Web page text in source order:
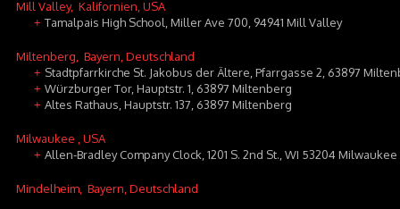
Mill Valley, Kalifornien, USA
+ Tamalpais High School, Miller Ave 700, 94941 Mill Valley
Miltenberg , Bayern, Deutschland
+ Stadtpfarrkirche St. Jakobus der Ältere, Pfarrgasse 2, 63897
+ Würzburger Tor, Hauptstr. 1, 63897 Miltenberg
+ Altes Rathaus, Hauptstr. 137, 63897 Miltenberg
Milwaukee , USA
+ Allen-Bradley Company Clock, 1201 S. 2nd St., WI 53204 Milwaukee
Mindelheim , Bayern, Deutschland